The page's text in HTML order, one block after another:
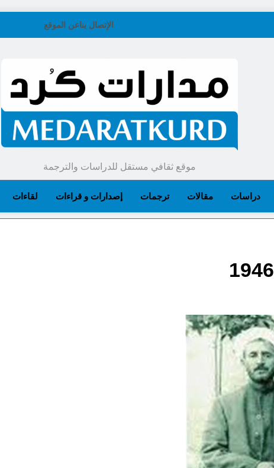
الإتصال بناعن الموقع
موقع ثقافي مستقل للدراسات والترجمة
دراسات مقالات ترجمات إصدارات و قراءات لقاءات